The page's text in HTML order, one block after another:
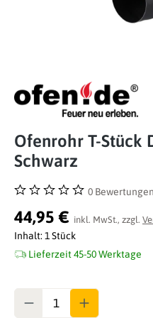
Ofenrohr T-Stück
Schwarz
Durchschnittliche Bewertung
0 Bewertungen
44,95 € inkl. MwSt., zzgl.
Inhalt: 1 Stück
Lieferzeit 45-50 Werktage